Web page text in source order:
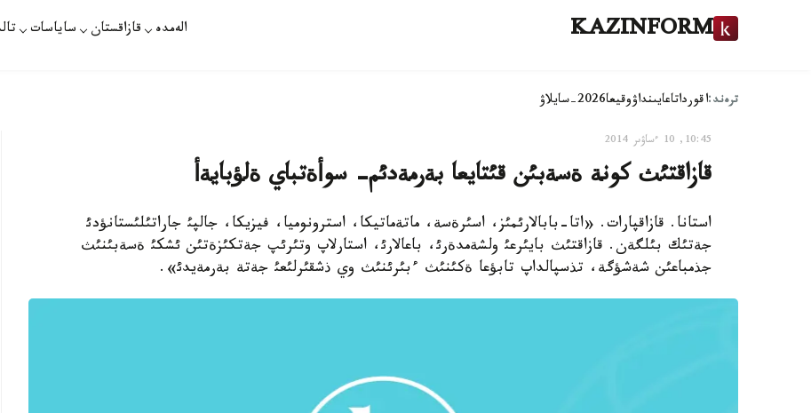
KAZINFORM الەمدە قازاقستان ساياسات
ترەند:اقورداتاعايىنداۋوقيعا2026-سايلاۋ
10:45, 10 ءساۋىر 2014
قازاقتئث كونة ةسةبئن قئتايعا بةرمةدئم- سوأةتباي ةلؤبايةأ
استانا. قازاقپارات. «اتا-بابالارئمئز، اسئرةسة، ماتةماتيكا، استرونوميا، فيزيكا، جالپئ جاراتئلئستانؤدئ
جةتئك بئلگةن. قازاقتئث بايئرعئ ولشةمدةرئ، باعالارئ، استارلاپ وتئرئپ جةتكئزةتئن ئشكئ ةسةبئنئث
جذمباعئن شةشؤگة، تذسپالداپ تابؤعا ةكئنئث ءبئرئنئث وي ذشقئرلئعئ جةتة بةرمةيدئ».